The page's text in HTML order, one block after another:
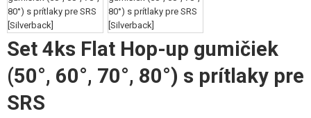
OKULIARE, MASKY
VÝSTROJ, UNIFORMY, PÚZDRA
MASKOVANIE, FARBY, PÁSKY
Set 4ks Flat Hop-up gumičiek
(50°, 60°, 70°, 80°) s prítlaky pre
SRS